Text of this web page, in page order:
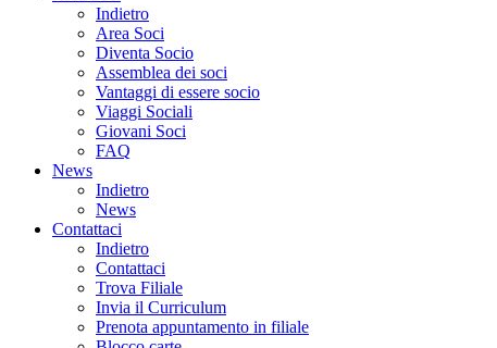
Indietro
Area Soci
Diventa Socio
Assemblea dei soci
Vantaggi di essere socio
Viaggi Sociali
Giovani Soci
FAQ
News
Indietro
News
Contattaci
Indietro
Contattaci
Trova Filiale
Invia il Curriculum
Prenota appuntamento in filiale